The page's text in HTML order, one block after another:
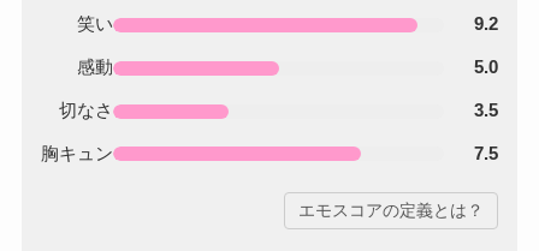
笑い 9.2
感動 5.0
切なさ 3.5
胸キュン 7.5
エモスコアの定義とは？